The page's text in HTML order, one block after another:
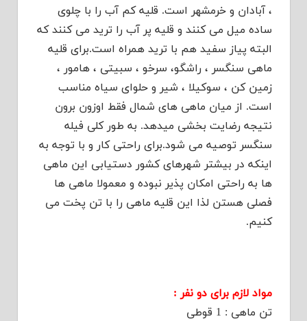
، آبادان و خرمشهر است. قلیه كم آب را با چلوی
ساده میل می كنند و قلیه پر آب را ترید می كنند كه
البته پیاز سفید هم با ترید همراه است.برای قلیه
ماهی سنگسر ، راشگو، سرخو ، سبیتی ، هامور ،
زمین كن ، سوكیلا ، شیر و حلوای سیاه مناسب
است. از میان ماهی های شمال فقط اوزون برون
نتیجه رضایت بخشی میدهد. به طور كلی فیله
سنگسر توصیه می شود.برای راحتی كار و با توجه به
اینكه در بیشتر شهرهای كشور دستیابی این ماهی
ها به راحتی امكان پذیر نبوده و معمولا ماهی ها
فصلی هستن لذا این قلیه ماهی را با تن پخت می
كنیم.
مواد لازم برای دو نفر :
تن ماهی : 1 قوطی